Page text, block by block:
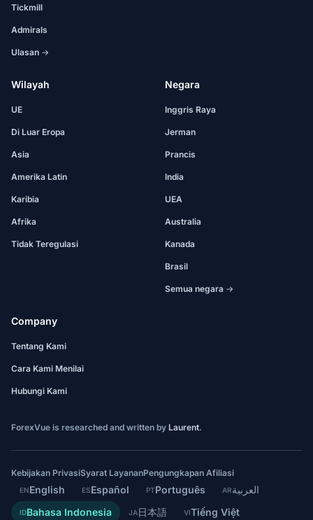
Tickmill
Admirals
Ulasan →
Wilayah
UE
Di Luar Eropa
Asia
Amerika Latin
Karibia
Afrika
Tidak Teregulasi
Negara
Inggris Raya
Jerman
Prancis
India
UEA
Australia
Kanada
Brasil
Semua negara →
Company
Tentang Kami
Cara Kami Menilai
Hubungi Kami
ForexVue is researched and written by Laurent.
Kebijakan PrivasiSyarat LayananPengungkapan Afiliasi
ENEnglish ESEspañol PTPortuguês ARالعربية
IDBahasa Indonesia JA日本語 VITiếng Việt